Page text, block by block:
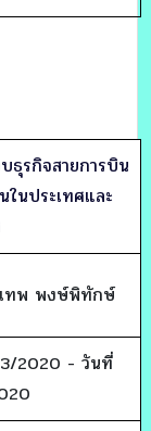
ธุรกิจสายการบิน
นประเทศและ
ทพ พงษ์พิทักษ์
2020 - วันที่